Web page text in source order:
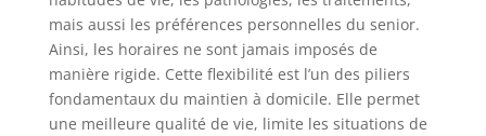
mais aussi les préférences personnelles du senior.
Ainsi, les horaires ne sont jamais imposés de
manière rigide. Cette flexibilité est l’un des piliers
fondamentaux du maintien à domicile. Elle permet
une meilleure qualité de vie, limite les situations de